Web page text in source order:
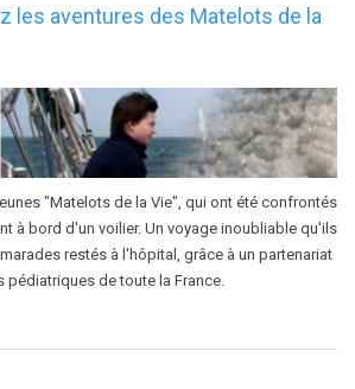
les aventures des Matelots de la
"Matelots de la Vie", qui ont été confrontés
à bord d'un voilier. Un voyage inoubliable qu'ils
restés à l'hôpital, grâce à un partenariat
pédiatriques de toute la France.